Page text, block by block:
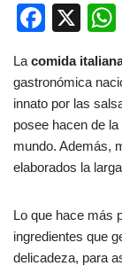
F
c
e
b
o
k
X
La comida
gastronómica
innato por las
posee hacen de la
mundo. Además,
elaborados la
Lo que hace más
ingredientes que
delicadeza, para